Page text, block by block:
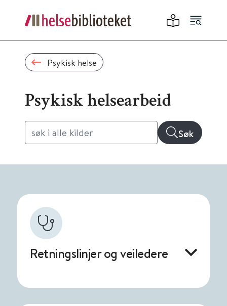
Psykisk helse
Psykisk helsearbeid
Søk
Retningslinjer og veiledere